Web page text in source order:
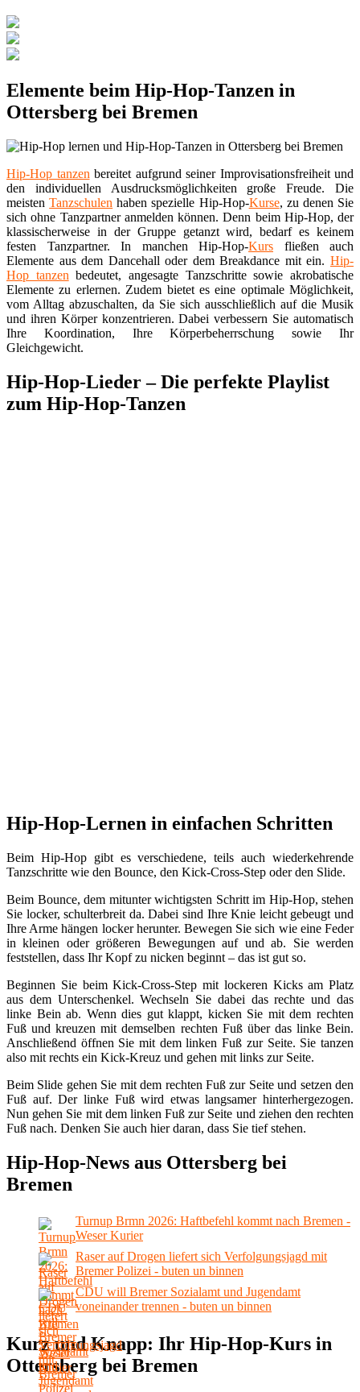
Elemente beim Hip-Hop-Tanzen in
Ottersberg bei Bremen
Hip-Hop tanzen bereitet aufgrund seiner Improvisationsfreiheit und
den individuellen Ausdrucksmöglichkeiten große Freude. Die
meistenTanzschulen haben spezielle Hip-Hop-Kurse, zu denen Sie
sich ohne Tanzpartner anmelden können. Denn beim Hip-Hop, der
klassischerweise in der Gruppe getanzt wird, bedarf es keinem
festen Tanzpartner. In manchen Hip-Hop-Kurs fließen auch
Elemente aus dem Dancehall oder dem Breakdance mit ein. Hip-
Hop tanzen bedeutet, angesagte Tanzschritte sowie akrobatische
Elemente zu erlernen. Zudem bietet es eine optimale Möglichkeit,
vom Alltag abzuschalten, da Sie sich ausschließlich auf die Musik
und ihren Körper konzentrieren. Dabei verbessern Sie automatisch
Ihre Koordination, Ihre Körperbeherrschung sowie Ihr
Gleichgewicht.
Hip-Hop-Lieder – Die perfekte Playlist
zum Hip-Hop-Tanzen
Hip-Hop-Lernen in einfachen Schritten
Beim Hip-Hop gibt es verschiedene, teils auch wiederkehrende
Tanzschritte wie den Bounce, den Kick-Cross-Step oder den Slide.
Beim Bounce, dem mitunter wichtigsten Schritt im Hip-Hop, stehen
Sie locker, schulterbreit da. Dabei sind Ihre Knie leicht gebeugt und
Ihre Arme hängen locker herunter. Bewegen Sie sich wie eine Feder
in kleinen oder größeren Bewegungen auf und ab. Sie werden
feststellen, dass Ihr Kopf zu nicken beginnt – das ist gut so.
Beginnen Sie beim Kick-Cross-Step mit lockeren Kicks am Platz
aus dem Unterschenkel. Wechseln Sie dabei das rechte und das
linke Bein ab. Wenn dies gut klappt, kicken Sie mit dem rechten
Fuß und kreuzen mit demselben rechten Fuß über das linke Bein.
Anschließend öffnen Sie mit dem linken Fuß zur Seite. Sie tanzen
also mit rechts ein Kick-Kreuz und gehen mit links zur Seite.
Beim Slide gehen Sie mit dem rechten Fuß zur Seite und setzen den
Fuß auf. Der linke Fuß wird etwas langsamer hinterhergezogen.
Nun gehen Sie mit dem linken Fuß zur Seite und ziehen den rechten
Fuß nach. Denken Sie auch hier daran, dass Sie tief stehen.
Hip-Hop-News aus Ottersberg bei
Bremen
Turnup Brmn 2026: Haftbefehl kommt nach Bremen -
Weser Kurier
Raser auf Drogen liefert sich Verfolgungsjagd mit
Bremer Polizei - buten un binnen
CDU will Bremer Sozialamt und Jugendamt
voneinander trennen - buten un binnen
Kurz und Knapp: Ihr Hip-Hop-Kurs in
Ottersberg bei Bremen